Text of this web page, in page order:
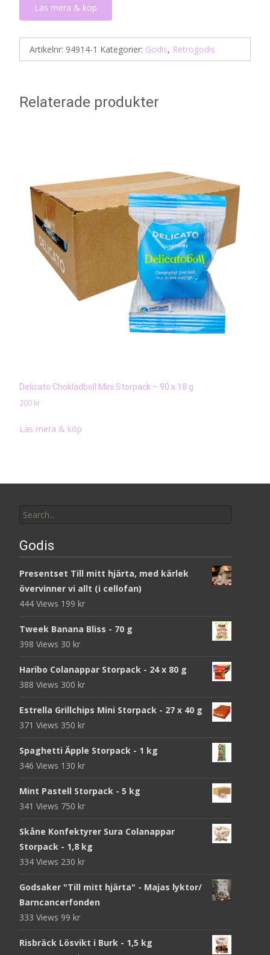
Läs mera & köp
Artikelnr: 94914-1 Kategorier: Godis, Retrogodis
Relaterade produkter
Delicato Chokladboll Mini Storpack – 90 x 18 g
200 kr
Läs mera & köp
for:
Godis
Presentset Till mitt hjärta, med kärlek
övervinner vi allt (i cellofan)
444 Views 199 kr
Tweek Banana Bliss - 70 g
398 Views 30 kr
Haribo Colanappar Storpack - 24 x 80 g
388 Views 300 kr
Estrella Grillchips Mini Storpack - 27 x 40 g
371 Views 350 kr
Spaghetti Äpple Storpack - 1 kg
346 Views 130 kr
Mint Pastell Storpack - 5 kg
341 Views 750 kr
Skåne Konfektyrer Sura Colanappar
Storpack - 1,8 kg
334 Views 230 kr
Godsaker "Till mitt hjärta" - Majas lyktor/
Barncancerfonden
333 Views 99 kr
Risbräck Lösvikt i Burk - 1,5 kg